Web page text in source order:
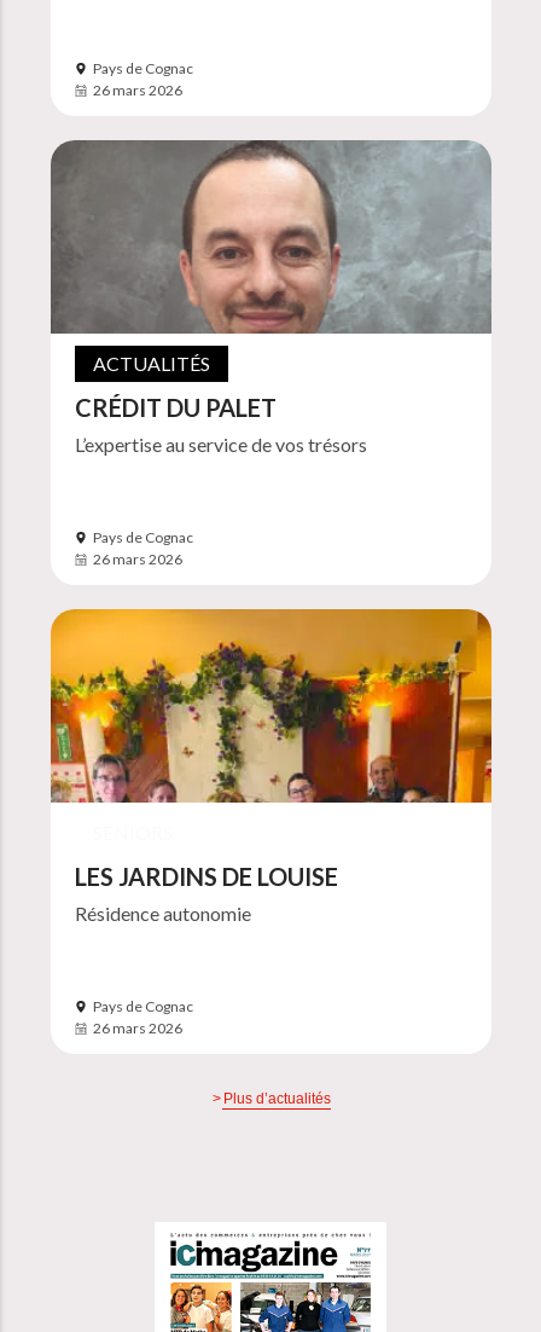
Pays de Cognac
26 mars 2026
ACTUALITÉS
CRÉDIT DU PALET
L’expertise au service de vos trésors
Pays de Cognac
26 mars 2026
LES JARDINS DE LOUISE
Résidence autonomie
Pays de Cognac
26 mars 2026
Plus d’actualités